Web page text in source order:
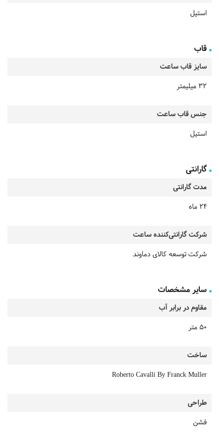
استیل
قاب
سایز قاب ساعت
32 میلیمتر
جنس قاب ساعت
استیل
گارانتی
مدت گارانتی
24 ماه
شرکت گارانتی‌کننده ساعت
شرکت توسعه کالای دماوند
سایر مشخصات
مقاوم در برابر آب
50 متر
ساخت
Roberto Cavalli By Franck Muller
طراحی
فشن